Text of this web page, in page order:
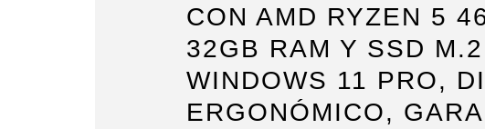
CON AMD RYZEN 5
32GB RAM Y SSD
WINDOWS 11 PRO,
ERGONÓMICO,